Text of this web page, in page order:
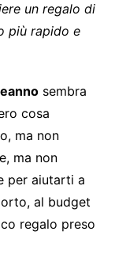
un regalo di
più rapido e
sembra
cosa
ma non
ma non
per aiutarti a
al budget
regalo preso